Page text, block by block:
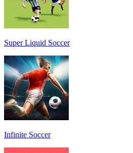
Super Liquid Soccer
Infinite Soccer